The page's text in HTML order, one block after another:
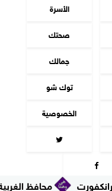
محافظ الغربية يراجع
الأسرة
صحتك
جمالك
توك شو
الخصوصية

